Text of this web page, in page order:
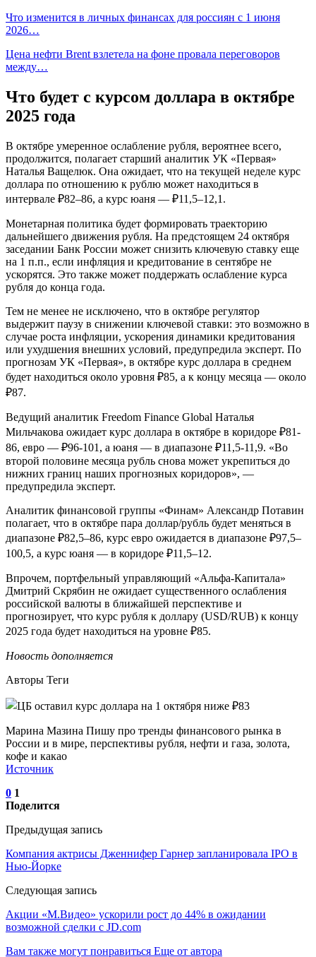
Что изменится в личных финансах для россиян с 1 июня
2026…
Цена нефти Brent взлетела на фоне провала переговоров
между…
Что будет с курсом доллара в октябре
2025 года
В октябре умеренное ослабление рубля, вероятнее всего,
продолжится, полагает старший аналитик УК «Первая»
Наталья Ващелюк. Она ожидает, что на текущей неделе курс
доллара по отношению к рублю может находиться в
интервале ₽82–86, а курс юаня — ₽11,5–12,1.
Монетарная политика будет формировать траекторию
дальнейшего движения рубля. На предстоящем 24 октября
заседании Банк России может снизить ключевую ставку еще
на 1 п.п., если инфляция и кредитование в сентябре не
ускорятся. Это также может поддержать ослабление курса
рубля до конца года.
Тем не менее не исключено, что в октябре регулятор
выдержит паузу в снижении ключевой ставки: это возможно в
случае роста инфляции, ускорения динамики кредитования
или ухудшения внешних условий, предупредила эксперт. По
прогнозам УК «Первая», в октябре курс доллара в среднем
будет находиться около уровня ₽85, а к концу месяца — около
₽87.
Ведущий аналитик Freedom Finance Global Наталья
Мильчакова ожидает курс доллара в октябре в коридоре ₽81-
86, евро — ₽96-101, а юаня — в диапазоне ₽11,5-11,9. «Во
второй половине месяца рубль снова может укрепиться до
нижних границ наших прогнозных коридоров», —
предупредила эксперт.
Аналитик финансовой группы «Финам» Александр Потавин
полагает, что в октябре пара доллар/рубль будет меняться в
диапазоне ₽82,5–86, курс евро ожидается в диапазоне ₽97,5–
100,5, а курс юаня — в коридоре ₽11,5–12.
Впрочем, портфельный управляющий «Альфа-Капитала»
Дмитрий Скрябин не ожидает существенного ослабления
российской валюты в ближайшей перспективе и
прогнозирует, что курс рубля к доллару (USD/RUB) к концу
2025 года будет находиться на уровне ₽85.
Новость дополняется
Авторы Теги
Марина Мазина Пишу про тренды финансового рынка в
России и в мире, перспективы рубля, нефти и газа, золота,
кофе и какао
Источник
0 1
Поделится
Предыдущая запись
Компания актрисы Дженнифер Гарнер запланировала IPO в
Нью-Йорке
Следующая запись
Акции «М.Видео» ускорили рост до 44% в ожидании
возможной сделки с JD.com
Вам также могут понравиться Еще от автора